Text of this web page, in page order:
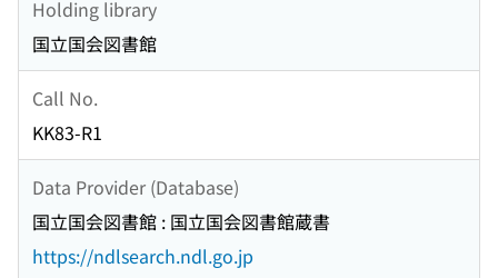
Holding library
国立国会図書館
Call No.
KK83-R1
Data Provider (Database)
国立国会図書館 : 国立国会図書館蔵書
https://ndlsearch.ndl.go.jp